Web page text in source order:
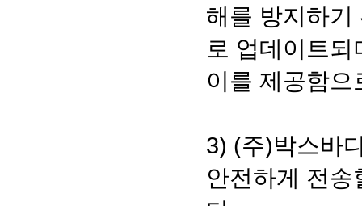
해를 방지하기
로 업데이트
이를 제공함
3) (주)박스바
안전하게 전